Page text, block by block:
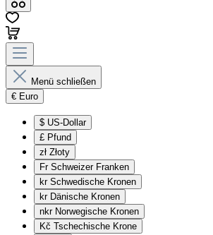
Menü schließen
€ Euro
$ US-Dollar
£ Pfund
zł Złoty
Fr Schweizer Franken
kr Schwedische Kronen
kr Dänische Kronen
nkr Norwegische Kronen
Kč Tschechische Krone